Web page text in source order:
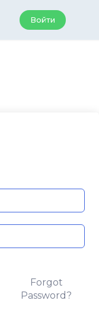
Войти
Forgot
Password?